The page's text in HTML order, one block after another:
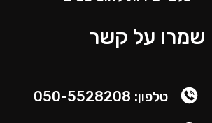
על קשר
טלפון: 050-5528208